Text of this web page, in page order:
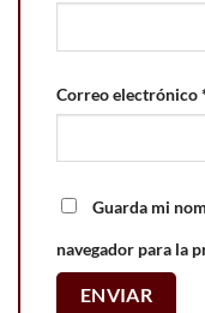
Correo electrónico
Guarda mi
navegador para la